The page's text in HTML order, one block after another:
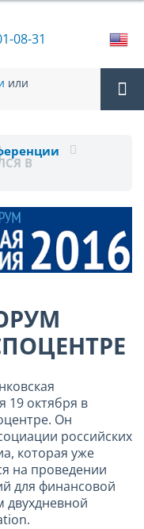
08-31
или
В
19 октября в
Он
российских
которая уже
на проведении
для финансовой